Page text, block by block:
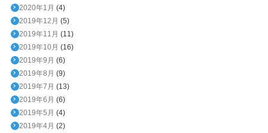
2020年1月 (4)
2019年12月 (5)
2019年11月 (11)
2019年10月 (16)
2019年9月 (6)
2019年8月 (9)
2019年7月 (13)
2019年6月 (6)
2019年5月 (4)
2019年4月 (2)